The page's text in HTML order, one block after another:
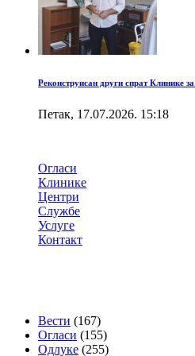
Реконструисан други спрат Клинике
Петак, 17.07.2026. 15:18
Огласи
Клинике
Центри
Службе
Услуге
Контакт
Вести (167)
Огласи (155)
Одлуке (255)